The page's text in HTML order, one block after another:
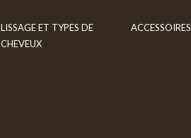
LISSAGE ET TYPES DE
CHEVEUX
ACCESSOIRES